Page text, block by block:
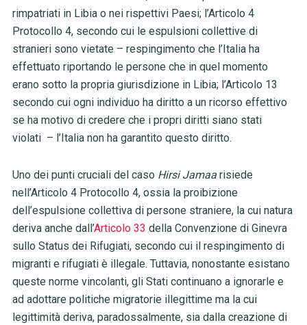
rimpatriati in Libia o nei rispettivi Paesi; l’Articolo 4
Protocollo 4, secondo cui le espulsioni collettive di
stranieri sono vietate – respingimento che l’Italia ha
effettuato riportando le persone che in quel momento
erano sotto la propria giurisdizione in Libia; l’Articolo 13
secondo cui ogni individuo ha diritto a un ricorso effettivo
se ha motivo di credere che i propri diritti siano stati
violati – l’Italia non ha garantito questo diritto.
Uno dei punti cruciali del caso Hirsi Jamaarisiede
nell’Articolo 4 Protocollo 4, ossia la proibizione
dell’espulsione collettiva di persone straniere, la cui natura
deriva anche dall’Articolo 33 della Convenzione di Ginevra
sullo Status dei Rifugiati, secondo cui il respingimento di
migranti e rifugiati è illegale. Tuttavia, nonostante esistano
queste norme vincolanti, gli Stati continuano a ignorarle e
ad adottare politiche migratorie illegittime ma la cui
legittimità deriva, paradossalmente, sia dalla creazione di